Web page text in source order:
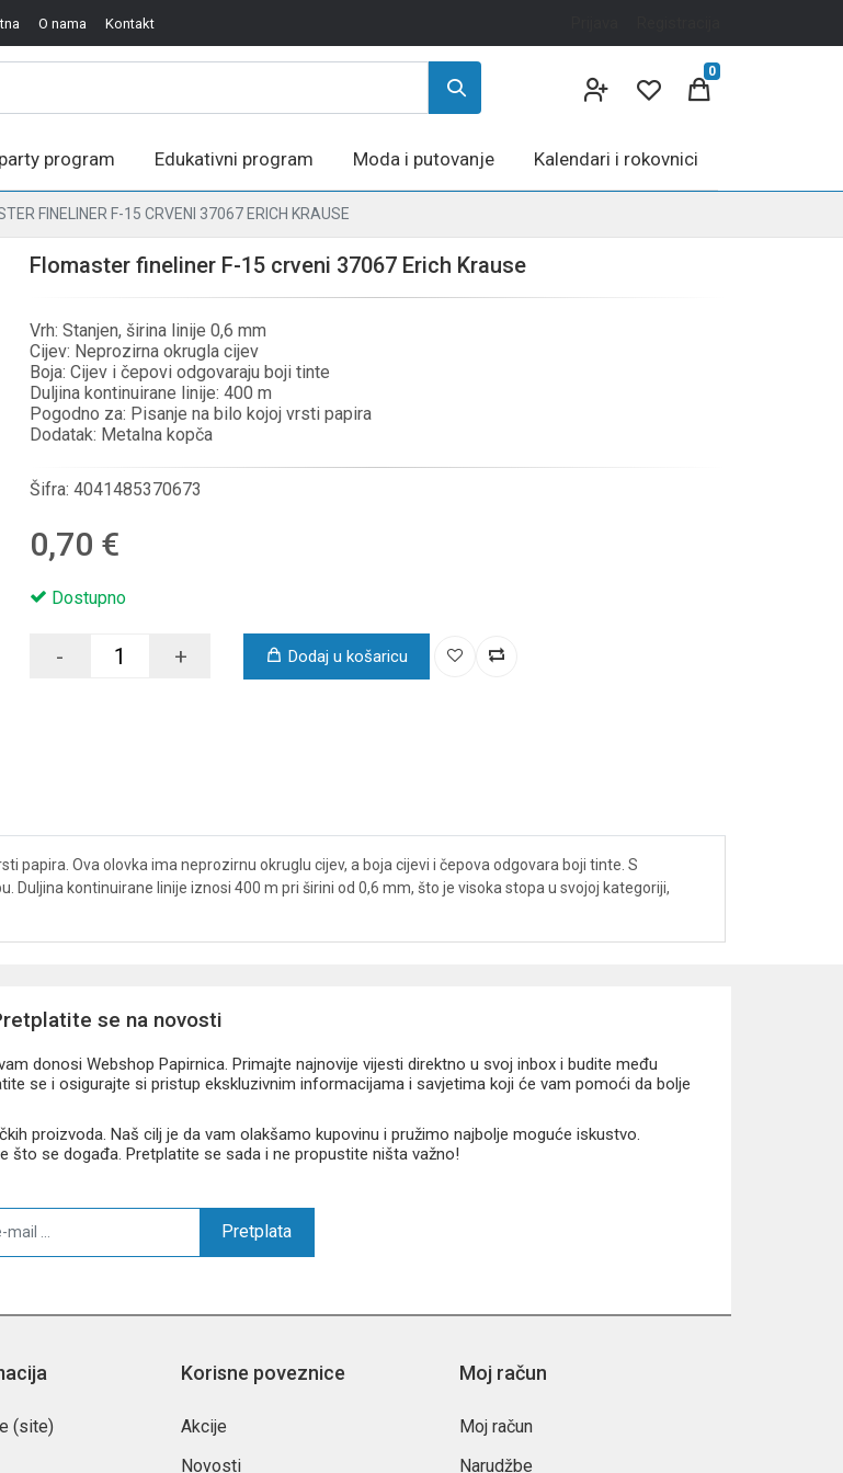
O nama Kontakt
0
program Edukativni program Moda i putovanje Kalendari i rokovnici
FINELINER F-15 CRVENI 37067 ERICH KRAUSE
Flomaster fineliner F-15 crveni 37067 Erich Krause
Vrh: Stanjen, širina linije 0,6 mm
Cijev: Neprozirna okrugla cijev
Boja: Cijev i čepovi odgovaraju boji tinte
Duljina kontinuirane linije: 400 m
Pogodno za: Pisanje na bilo kojoj vrsti papira
Dodatak: Metalna kopča
Šifra: 4041485370673
0,70 €
Dostupno
- + Dodaj u košaricu
papira. Ova olovka ima neprozirnu okruglu cijev, a boja cijevi i čepova odgovara boji tinte. S
kontinuirane linije iznosi 400 m pri širini od 0,6 mm, što je visoka stopa u svojoj kategoriji,
se na novosti
donosi Webshop Papirnica. Primajte najnovije vijesti direktno u svoj inbox i budite među
se i osigurajte si pristup ekskluzivnim informacijama i savjetima koji će vam pomoći da bolje
proizvoda. Naš cilj je da vam olakšamo kupovinu i pružimo najbolje moguće iskustvo.
što se događa. Pretplatite se sada i ne propustite ništa važno!
Pretplata
(site)
Korisne poveznice
Akcije
Novosti
Moj račun
Moj račun
Narudžbe